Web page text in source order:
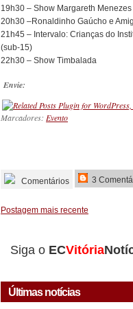
19h30 – Show Margareth Menezes
20h30 –Ronaldinho Gaúcho e
21h45 – Intervalo: Crianças do
(sub-15)
22h30 – Show Timbalada
Envie:
Marcadores: Evento
Comentários 3
Postagem mais recente
Siga o ECVitória
Últimas notícias